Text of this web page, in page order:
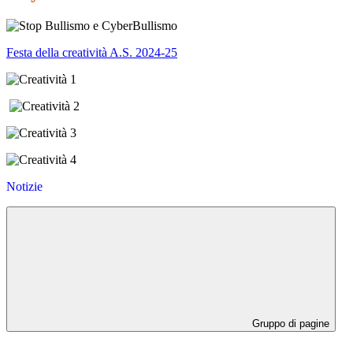
Festa della creatività A.S. 2024-25
Notizie
Gruppo di pagine